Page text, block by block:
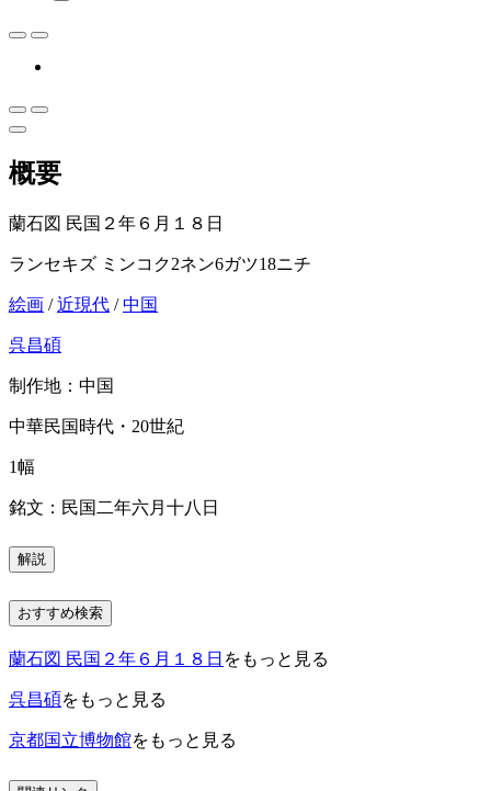
概要
蘭石図 民国２年６月１８日
ランセキズ ミンコク2ネン6ガツ18ニチ
絵画 /近現代 /中国
呉昌碩
制作地：中国
中華民国時代・20世紀
1幅
銘文：民国二年六月十八日
解説
おすすめ検索
蘭石図 民国２年６月１８日 をもっと見る
呉昌碩をもっと見る
京都国立博物館をもっと見る